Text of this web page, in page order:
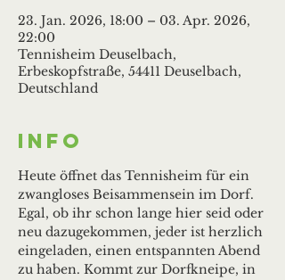
23. Jan. 2026, 18:00 – 03. Apr. 2026,
22:00
Tennisheim Deuselbach,
Erbeskopfstraße, 54411 Deuselbach,
Deutschland
Info
Heute öffnet das Tennisheim für ein
zwangloses Beisammensein im Dorf.
Egal, ob ihr schon lange hier seid oder
neu dazugekommen, jeder ist herzlich
eingeladen, einen entspannten Abend
zu haben. Kommt zur Dorfkneipe, in